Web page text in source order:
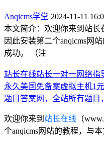
Anqicms学堂 2024-11-11
本文简介：欢迎你来到站长
因此安装第二个anqicms网
成功。 （注
站长在线站长一对一网络指
永久美国免备案虚拟主机1
题目答案网，全站所有题
欢迎你来到 站长在线 （
个anqicms网站的教程，与